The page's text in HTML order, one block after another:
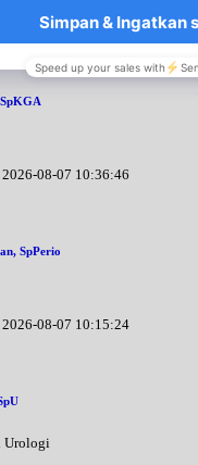
08-07 10:39:26
08-07 10:36:46
SpPerio
08-07 10:15:24
Urologi